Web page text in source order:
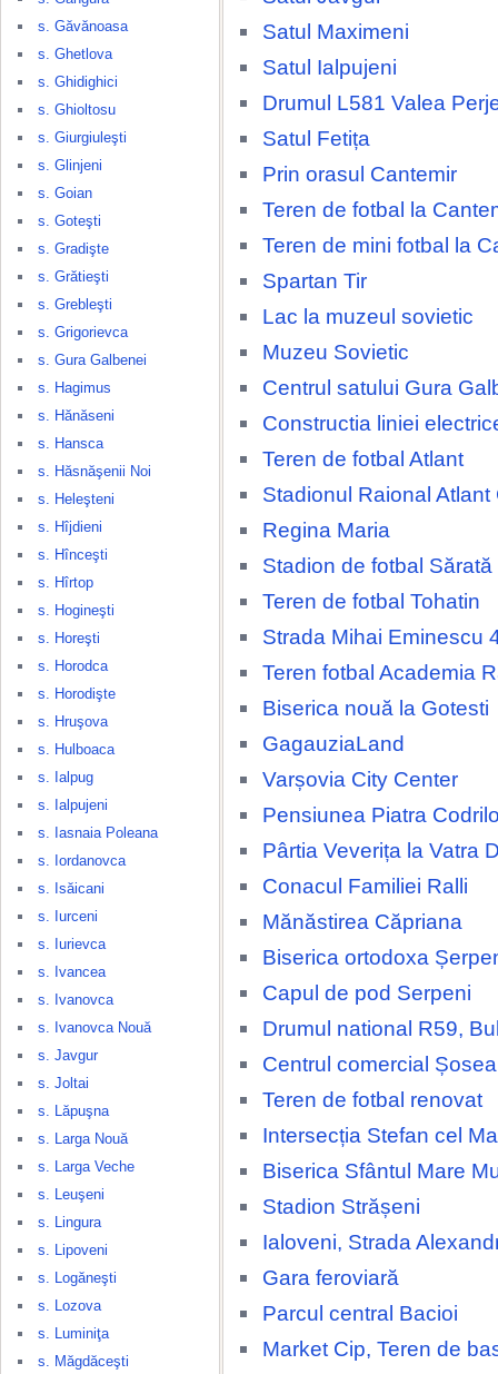
s. Găvănoasa
s. Ghetlova
s. Ghidighici
s. Ghioltosu
s. Giurgiuleşti
s. Glinjeni
s. Goian
s. Goteşti
s. Gradişte
s. Grătieşti
s. Grebleşti
s. Grigorievca
s. Gura Galbenei
s. Hagimus
s. Hănăseni
s. Hansca
s. Hăsnăşenii Noi
s. Heleşteni
s. Hîjdieni
s. Hînceşti
s. Hîrtop
s. Hogineşti
s. Horeşti
s. Horodca
s. Horodişte
s. Hruşova
s. Hulboaca
s. Ialpug
s. Ialpujeni
s. Iasnaia Poleana
s. Iordanovca
s. Isăicani
s. Iurceni
s. Iurievca
s. Ivancea
s. Ivanovca
s. Ivanovca Nouă
s. Javgur
s. Joltai
s. Lăpuşna
s. Larga Nouă
s. Larga Veche
s. Leuşeni
s. Lingura
s. Lipoveni
s. Logăneşti
s. Lozova
s. Luminiţa
s. Măgdăceşti
Satul Maximeni
Satul Ialpujeni
Drumul L581 Valea
Satul Fetița
Prin orasul Cantemir
Teren de fotbal la
Teren de mini fotbal la
Spartan Tir
Lac la muzeul sovietic
Muzeu Sovietic
Centrul satului Gura
Constructia liniei
Teren de fotbal Atlant
Stadionul Raional Atlant
Regina Maria
Stadion de fotbal
Teren de fotbal Tohatin
Strada Mihai Eminescu
Teren fotbal Academia
Biserica nouă la Gotesti
GagauziaLand
Varșovia City Center
Pensiunea Piatra
Pârtia Veverița la Vatra
Conacul Familiei Ralli
Mănăstirea Căpriana
Biserica ortodoxa
Capul de pod Serpeni
Drumul national R59,
Centrul comercial
Teren de fotbal renovat
Intersecția Stefan cel
Biserica Sfântul Mare
Stadion Strășeni
Ialoveni, Strada
Gara feroviară
Parcul central Bacioi
Market Cip, Teren de